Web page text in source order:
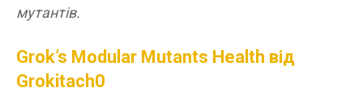
мутантів.
Grok’s Modular Mutants Health від
Grokitach0